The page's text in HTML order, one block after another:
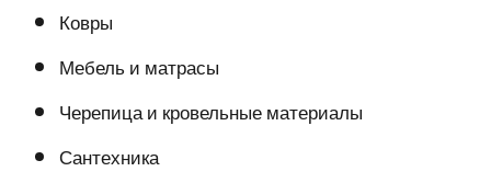
Ковры
Мебель и матрасы
Черепица и кровельные материалы
Сантехника